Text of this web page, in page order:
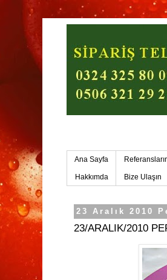
Ana Sayfa
Hakkımda Bize Ulaşın
23 Aralık 2010
23/ARALIK/2010